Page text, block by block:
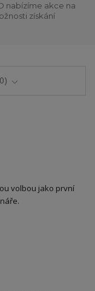
nabízíme akce na
získání
0
volbou jako první